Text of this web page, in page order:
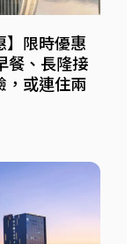
】限時優惠
餐、長隆接
，或連住兩